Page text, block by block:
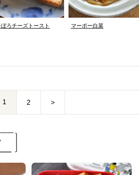
ぼろチーズトースト マーボー白菜
1 2 >